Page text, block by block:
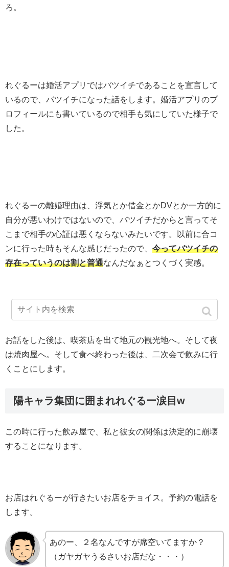
ろ。
れぐるーは婚活アプリではバツイチであることを宣言して
いるので、バツイチになった話をします。婚活アプリのプ
ロフィールにも書いているので相手も気にしていた様子で
した。
れぐるーの離婚理由は、浮気とか借金とかDVとか一方的に
自分が悪いわけではないので、バツイチだからと言ってそ
こまで相手の心証は悪くならないみたいです。以前に合コ
ンに行った時もそんな感じだったので、 今ってバツイチの
存在っていうのは割と普通なんだなぁとつくづく実感。
お話をした後は、喫茶店を出て地元の観光地へ。そして夜
は焼肉屋へ。そして食べ終わった後は、二次会で飲みに行
くことにします。
陽キャラ集団に囲まれれぐるー涙目w
この時に行った飲み屋で、私と彼女の関係は決定的に崩壊
することになります。
お店はれぐるーが行きたいお店をチョイス。予約の電話を
します。
あのー、２名なんですが席空いてますか？
（ガヤガヤうるさいお店だな・・・）